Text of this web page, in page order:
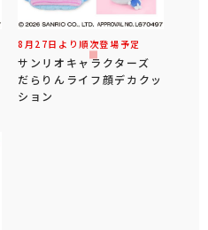
8月27日より順次登場予定
サンリオキャラクターズ
だらりんライフ顔デカクッ
ション